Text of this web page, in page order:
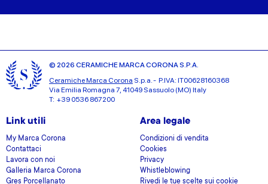
© 2026 CERAMICHE MARCA CORONA S.P.A.
Ceramiche Marca Corona S.p.a. - P.IVA: IT00628160368
Via Emilia Romagna 7, 41049 Sassuolo (MO) Italy
T: +39 0536 867200
Link utili
My Marca Corona
Contattaci
Lavora con noi
Galleria Marca Corona
Gres Porcellanato
Area legale
Condizioni di vendita
Cookies
Privacy
Whistleblowing
Rivedi le tue scelte sui cookie